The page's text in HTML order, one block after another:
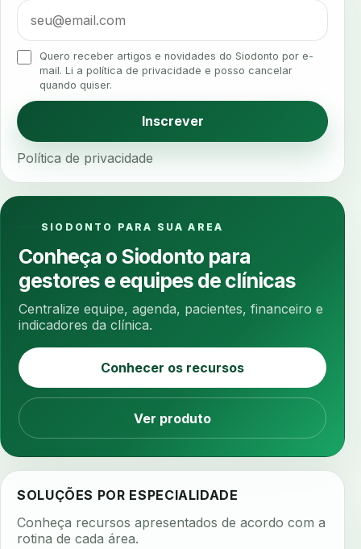
alta rotacao
analgesia analgesia digital analise 3d
analise elementos finitos analise facial
analise funcional
anamnese digital
anamnese estruturada anamnese nutricional
ancoragem anestesia
ansiedade odontologica antes e depois
antibiotico antibioticos
anticoagulantes aparelho intraoral
apertamento diurno apinhamento dentario
apneia do sono apneia sono
apps clinicos aprendizado federado
apresentacao de plano
arcos personalizados armazenamento dados
armazenamento materiais arquivamento exames
arquivo clinico arquivos 3d
Quero receber artigos e novidades do Siodonto por e-
mail. Li a política de privacidade e posso cancelar
quando quiser.
Inscrever
Política de privacidade
SIODONTO PARA SUA AREA
Conheça o Siodonto para
gestores e equipes de clínicas
Centralize equipe, agenda, pacientes, financeiro e
indicadores da clínica.
Conhecer os recursos
Ver produto
SOLUÇÕES POR ESPECIALIDADE
Conheça recursos apresentados de acordo com a
rotina de cada área.